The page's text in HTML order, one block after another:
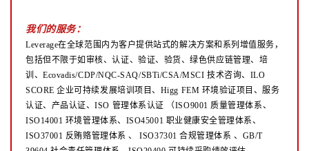
我们的服务：
Leverage在全球范围内为客户提供站式的解决方案和系列增值服务，
包括但不限于如审核、认证、验证、验货、绿色供应链管理、培
训、Ecovadis/CDP/NQC-SAQ/SBTi/CSA/MSCI 技术咨询、ILO
SCORE 企业可持续发展培训项目、Higg FEM 环境验证项目、服务
认证、产品认证、ISO 管理体系认证
（ISO9001 质量管理体系、
ISO14001 环境管理体系、ISO45001 职业健康安全管理体系、
ISO37001 反贿赂管理体系、ISO37301 合规管理体系 、GB/T